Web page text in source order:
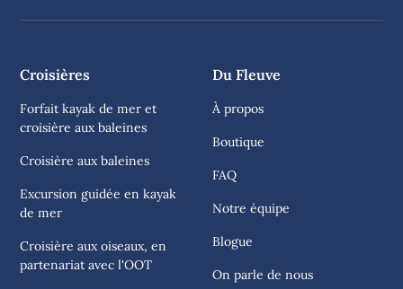
Croisières
Forfait kayak de mer et
croisière aux baleines
Croisière aux baleines
Excursion guidée en kayak
de mer
Croisière aux oiseaux, en
partenariat avec l'OOT
Du Fleuve
À propos
Boutique
FAQ
Notre équipe
Blogue
On parle de nous